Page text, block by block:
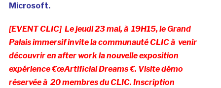
Microsoft.
[EVENT CLIC] Le jeudi 23 mai, à 19H15, le Grand
Palais immersif invite la communauté CLIC à venir
découvrir en after work la nouvelle exposition
expérience €œArtificial Dreams €. Visite démo
réservée à 20 membres du CLIC. Inscription